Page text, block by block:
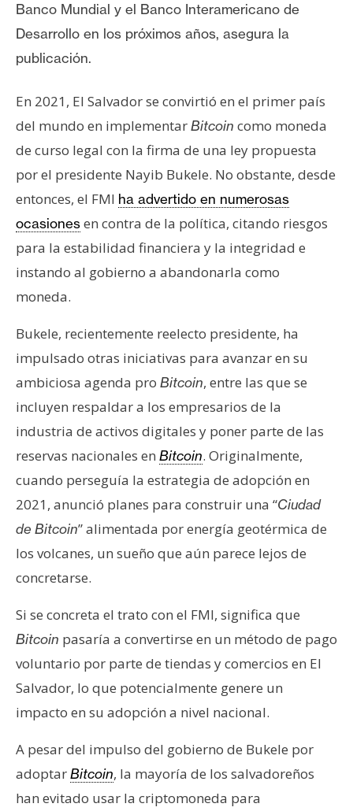
n
t
a
t
o
y
P
u
l
i
c
i
d
d
Banco Mundial y el Banco Interamericano de
Desarrollo en los próximos años, asegura la
publicación.
En 2021, El Salvador se convirtió en el primer país
del mundo en implementarBitcoin como moneda
de curso legal con la firma de una ley propuesta
por el presidente Nayib Bukele. No obstante, desde
entonces, el FMI ha advertido en numerosas
ocasionesen contra de la política, citando riesgos
para la estabilidad financiera y la integridad e
instando al gobierno a abandonarla como
moneda.
Bukele, recientemente reelecto presidente, ha
impulsado otras iniciativas para avanzar en su
ambiciosa agenda pro Bitcoin, entre las que se
incluyen respaldar a los empresarios de la
industria de activos digitales y poner parte de las
reservas nacionales en Bitcoin. Originalmente,
cuando perseguía la estrategia de adopción en
2021, anunció planes para construir una “Ciudad
de Bitcoin” alimentada por energía geotérmica de
los volcanes, un sueño que aún parece lejos de
concretarse.
Si se concreta el trato con el FMI, significa que
Bitcoin pasaría a convertirse en un método de pago
voluntario por parte de tiendas y comercios en El
Salvador, lo que potencialmente genere un
impacto en su adopción a nivel nacional.
A pesar del impulso del gobierno de Bukele por
adoptarBitcoin, la mayoría de los salvadoreños
han evitado usar la criptomoneda para